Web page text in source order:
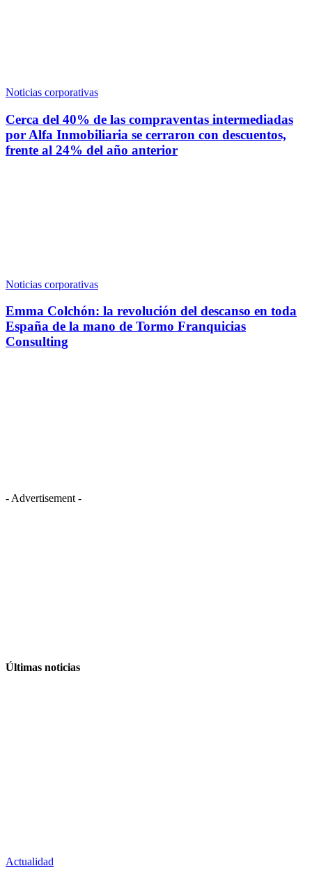
Noticias corporativas
Cerca del 40% de las compraventas intermediadas
por Alfa Inmobiliaria se cerraron con descuentos,
frente al 24% del año anterior
Noticias corporativas
Emma Colchón: la revolución del descanso en toda
España de la mano de Tormo Franquicias
Consulting
- Advertisement -
Últimas noticias
Actualidad